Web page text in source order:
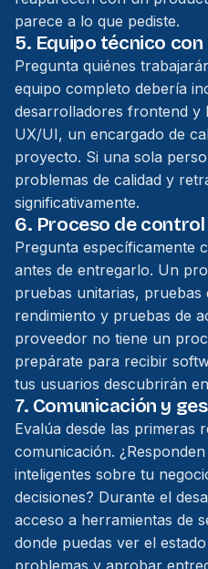
parece a lo que pediste.
5. Equipo técnico
Pregunta quiénes
equipo completo debería
desarrolladores frontend y
UX/UI, un encargado de
proyecto. Si una sola
problemas de calidad y
significativamente.
6. Proceso de
Pregunta específicamente
antes de entregarlo. Un
pruebas unitarias,
rendimiento y pruebas de
proveedor no tiene un
prepárate para recibir
tus usuarios descubrirán
7. Comunicación y
Evalúa desde las primeras
comunicación.
inteligentes sobre tu
decisiones? Durante el
acceso a herramientas de
donde puedas ver el
problemas y aprobar